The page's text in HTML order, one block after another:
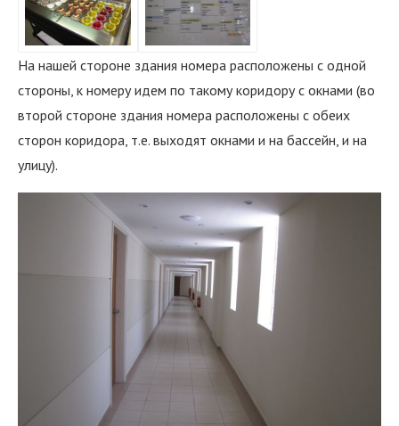
На нашей стороне здания номера расположены с одной
стороны, к номеру идем по такому коридору с окнами (во
второй стороне здания номера расположены с обеих
сторон коридора, т.е. выходят окнами и на бассейн, и на
улицу).